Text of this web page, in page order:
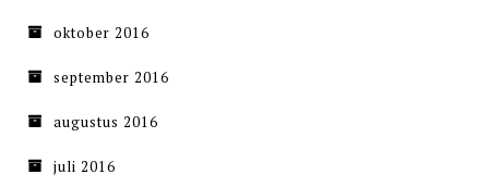
oktober 2016
september 2016
augustus 2016
juli 2016